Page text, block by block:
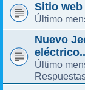
Sitio web
Último
Nuevo
Último